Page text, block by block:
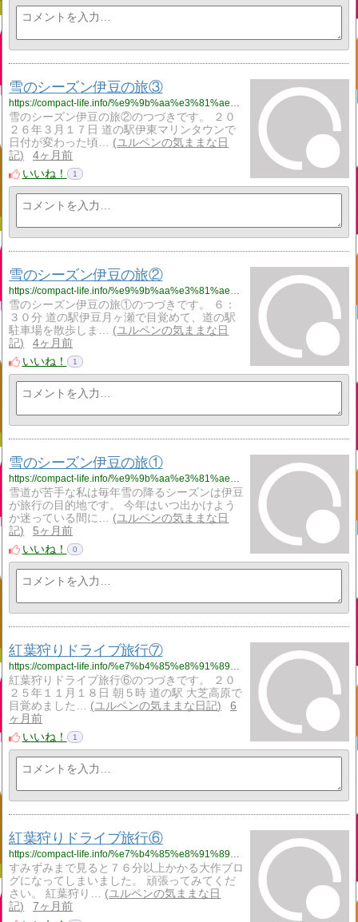
雪のシーズン伊豆の旅③
雪のシーズン伊豆の旅②のつづきです。 ２０
２６年３月１７日 道の駅伊東マリンタウンで
日付が変わった頃…
ユルペンの気ままな日
記
4ヶ月前
いいね！
1
雪のシーズン伊豆の旅②
雪のシーズン伊豆の旅①のつづきです。 ６：
３０分 道の駅伊豆月ヶ瀬で目覚めて、道の駅
駐車場を散歩しま…
ユルペンの気ままな日
記
4ヶ月前
いいね！
1
雪のシーズン伊豆の旅①
雪道が苦手な私は毎年雪の降るシーズンは伊豆
が旅行の目的地です。 今年はいつ出かけよう
か迷っている間に…
ユルペンの気ままな日
記
5ヶ月前
いいね！
0
紅葉狩りドライブ旅行⑦
https://compact-life.info/%e7%b4%85%e8%91%89%e7%8b%a9%e3%82%8a%e3%83%89%e3%83%a9%e3%82%a4%e3%83%96%e6%97%85%e8%a1%8c%e2%91%a6/
紅葉狩りドライブ旅行⑥のつづきです。 ２０
２５年１１月１８日 朝５時 道の駅 大芝高原で
目覚めました…
ユルペンの気ままな日記
6
ヶ月前
いいね！
1
紅葉狩りドライブ旅行⑥
https://compact-life.info/%e7%b4%85%e8%91%89%e7%8b%a9%e3%82%8a%e3%83%89%e3%83%a9%e3%82%a4%e3%83%96%e6%97%85%e8%a1%8c%e2%91%a5/
すみずみまで見ると７６分以上かかる大作ブロ
グになってしまいました。 頑張ってみてくだ
さい。 紅葉狩り…
ユルペンの気ままな日
記
7ヶ月前